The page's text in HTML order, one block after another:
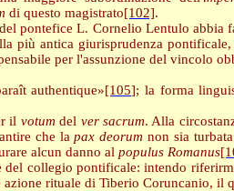
di questo magistrato[102].
del pontefice L. Cornelio Lentulo abbia
più antica giurisprudenza
per l'assunzione del vincolo
authentique»[105]; la forma
il votum del ver sacrum. Alla
che lapax deorum non sia
alcun danno al populus Romanus
del collegio pontificale: intendo
rituale di Tiberio Coruncanio, il